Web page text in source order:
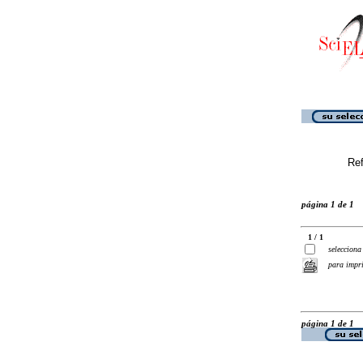
página 1 de 1
1 / 1
selecciona
para
página 1 de 1